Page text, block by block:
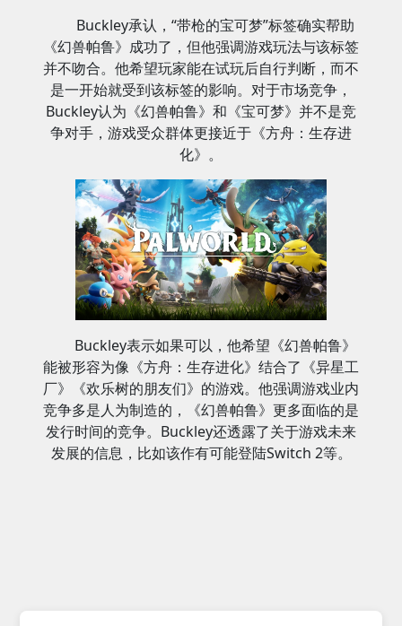
Buckley承认，“带枪的宝可梦”标签确实帮助
《幻兽帕鲁》成功了，但他强调游戏玩法与该标签
并不吻合。他希望玩家能在试玩后自行判断，而不
是一开始就受到该标签的影响。对于市场竞争，
Buckley认为《幻兽帕鲁》和《宝可梦》并不是竞
争对手，游戏受众群体更接近于《方舟：生存进
化》。
Buckley表示如果可以，他希望《幻兽帕鲁》
能被形容为像《方舟：生存进化》结合了《异星工
厂》《欢乐树的朋友们》的游戏。他强调游戏业内
竞争多是人为制造的，《幻兽帕鲁》更多面临的是
发行时间的竞争。Buckley还透露了关于游戏未来
发展的信息，比如该作有可能登陆Switch 2等。